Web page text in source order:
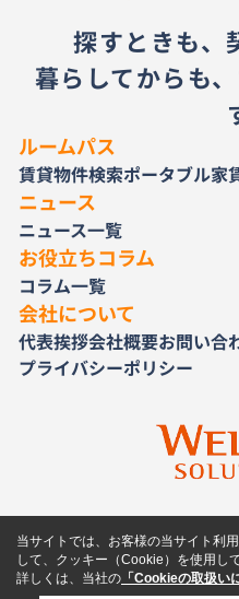
探すときも、
暮らしてからも
ルームパス
賃貸物件検索ポータブル家
ニュース
ニュース一覧
お役立ちコラム
コラム一覧
会社について
代表挨拶会社概要お問い合
プライバシーポリシー
当サイトでは、お客様の当サイト利
して、クッキー（Cookie）を使用し
詳しくは、当社の 「Cookieの取扱い